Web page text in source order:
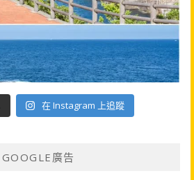
在 Instagram 上追蹤
GOOGLE廣告